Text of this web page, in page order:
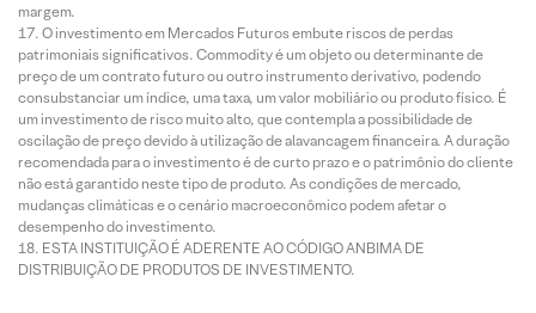
margem.
O investimento em Mercados Futuros embute riscos de perdas
patrimoniais significativos. Commodity é um objeto ou determinante de
preço de um contrato futuro ou outro instrumento derivativo, podendo
consubstanciar um índice, uma taxa, um valor mobiliário ou produto físico. É
um investimento de risco muito alto, que contempla a possibilidade de
oscilação de preço devido à utilização de alavancagem financeira. A duração
recomendada para o investimento é de curto prazo e o patrimônio do cliente
não está garantido neste tipo de produto. As condições de mercado,
mudanças climáticas e o cenário macroeconômico podem afetar o
desempenho do investimento.
ESTA INSTITUIÇÃO É ADERENTE AO CÓDIGO ANBIMA DE
DISTRIBUIÇÃO DE PRODUTOS DE INVESTIMENTO.